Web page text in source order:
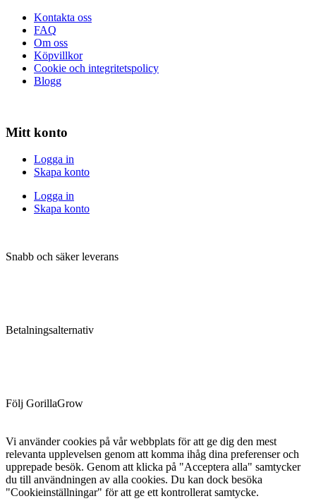
Kontakta oss
FAQ
Om oss
Köpvillkor
Cookie och integritetspolicy
Blogg
Mitt konto
Logga in
Skapa konto
Logga in
Skapa konto
Snabb och säker leverans
Betalningsalternativ
Följ GorillaGrow
Vi använder cookies på vår webbplats för att ge dig den mest
relevanta upplevelsen genom att komma ihåg dina preferenser och
upprepade besök. Genom att klicka på "Acceptera alla" samtycker
du till användningen av alla cookies. Du kan dock besöka
"Cookieinställningar" för att ge ett kontrollerat samtycke.